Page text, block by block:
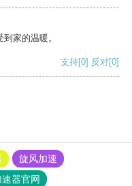
家的温暖。
支持[0] 反对[0]
旋风加速
器官网